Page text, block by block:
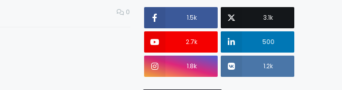
0
1.5k 3.1k
2.7k 500
1.8k 1.2k